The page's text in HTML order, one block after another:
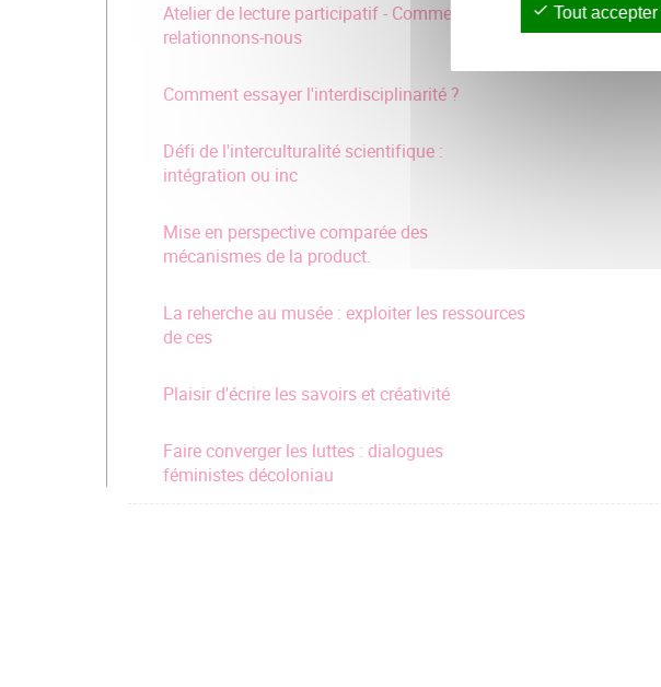
Atelier de lecture participatif - Comment
relationnons-nous
Comment essayer l'interdisciplinarité ?
Défi de l'interculturalité scientifique :
intégration ou inc
Mise en perspective comparée des
mécanismes de la product.
La reherche au musée : exploiter les ressources
de ces
Plaisir d'écrire les savoirs et créativité
Faire converger les luttes : dialogues
féministes décoloniau
Tout accepter